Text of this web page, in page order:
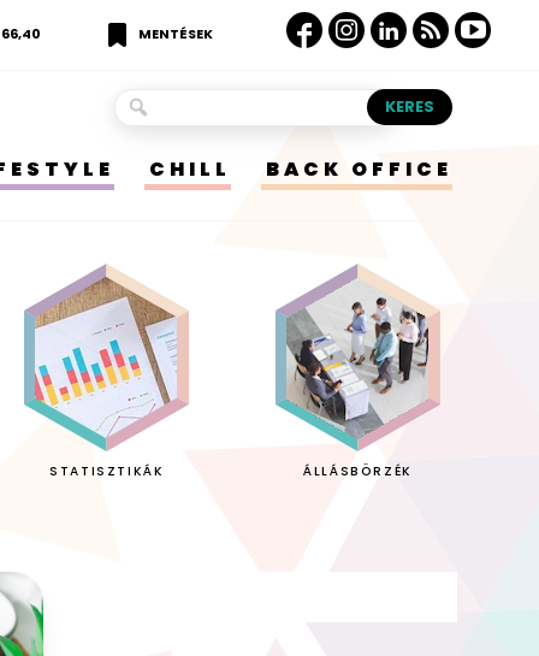
MENTÉSEK
CHILL BACK OFFICE
STATISZTIKÁK ÁLLÁSBÖRZÉK